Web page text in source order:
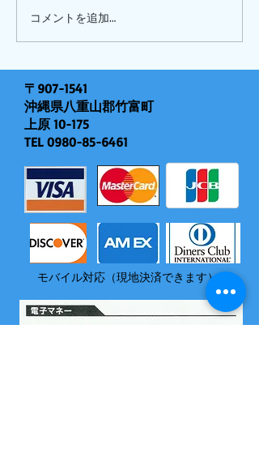
ピナイ半日+釣りツアー
コメントを追加…
〒907-1541
沖縄県八重山郡竹富町
上原 10-175
TEL 0980-85-6461
モバイル対応（現地決済できます）